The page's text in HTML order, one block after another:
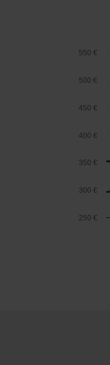
250 €
300 €
350 €
400 €
450 €
500 €
550 €